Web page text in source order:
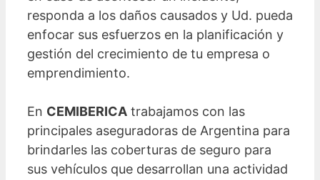
responda a los daños causados y Ud. pueda
enfocar sus esfuerzos en la planificación y
gestión del crecimiento de tu empresa o
emprendimiento.
En CEMIBERICA trabajamos con las
principales aseguradoras de Argentina para
brindarles las coberturas de seguro para
sus vehículos que desarrollan una actividad